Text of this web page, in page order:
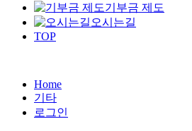
기부금 제도
오시는길
TOP
Home
기타
로그인